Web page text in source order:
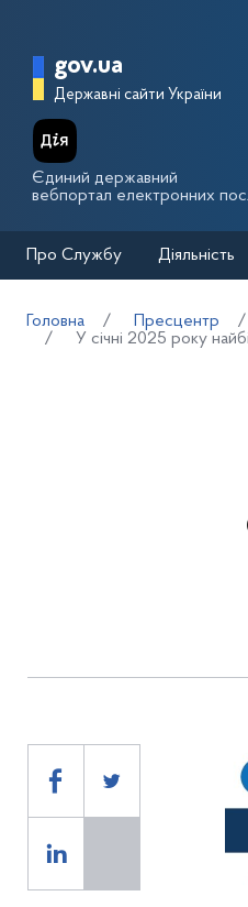
Головна
gov.ua
Державні сайти України
Єдиний державний
вебпортал електронних
Про Службу Діяльність
Головна Пресцентр
У січні 2025 року